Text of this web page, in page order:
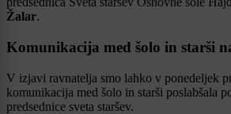
Žalar.
Komunikacija med šolo in starši
V izjavi ravnatelja smo lahko v ponedeljek
komunikacija med šolo in starši poslabšala
predsednice sveta staršev.